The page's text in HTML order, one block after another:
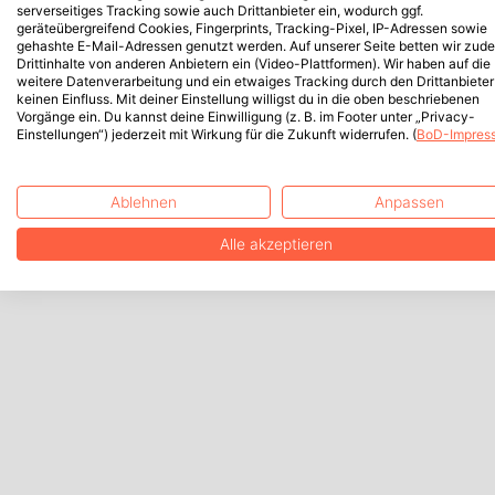
serverseitiges Tracking sowie auch Drittanbieter ein, wodurch ggf.
geräteübergreifend Cookies, Fingerprints, Tracking-Pixel, IP-Adressen sowie
gehashte E-Mail-Adressen genutzt werden. Auf unserer Seite betten wir
Drittinhalte von anderen Anbietern ein (Video-Plattformen). Wir haben auf die
weitere Datenverarbeitung und ein etwaiges Tracking durch den Drittanbieter
keinen Einfluss. Mit deiner Einstellung willigst du in die oben beschriebenen
Vorgänge ein. Du kannst deine Einwilligung (z. B. im Footer unter „Privacy-
Einstellungen“) jederzeit mit Wirkung für die Zukunft widerrufen. (BoD-
Ablehnen Anpassen
Alle akzeptieren